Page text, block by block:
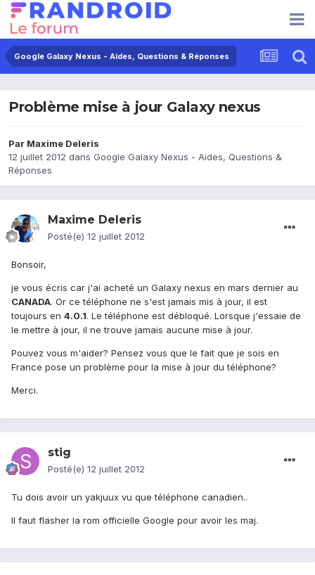
Google Galaxy Nexus - Aides, Questions & Réponses
Problème mise à jour Galaxy nexus
Par Maxime Deleris
12 juillet 2012 dans Google Galaxy Nexus - Aides, Questions &
Réponses
Maxime Deleris
Posté(e) 12 juillet 2012
Bonsoir,
je vous écris car j'ai acheté un Galaxy nexus en mars dernier au
CANADA. Or ce téléphone ne s'est jamais mis à jour, il est
toujours en 4.0.1. Le téléphone est débloqué. Lorsque j'essaie de
le mettre à jour, il ne trouve jamais aucune mise à jour.
Pouvez vous m'aider? Pensez vous que le fait que je sois en
France pose un problème pour la mise à jour du téléphone?
Merci.
stig
Posté(e) 12 juillet 2012
Tu dois avoir un yakjuux vu que téléphone canadien..
Il faut flasher la rom officielle Google pour avoir les maj.